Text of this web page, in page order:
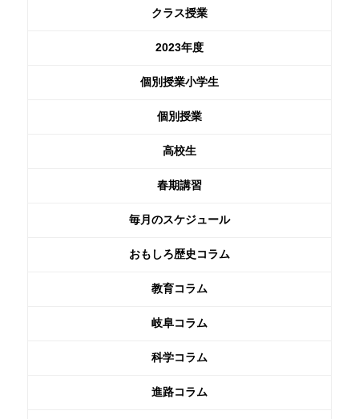
クラス授業
2023年度
個別授業小学生
個別授業
高校生
春期講習
毎月のスケジュール
おもしろ歴史コラム
教育コラム
岐阜コラム
科学コラム
進路コラム